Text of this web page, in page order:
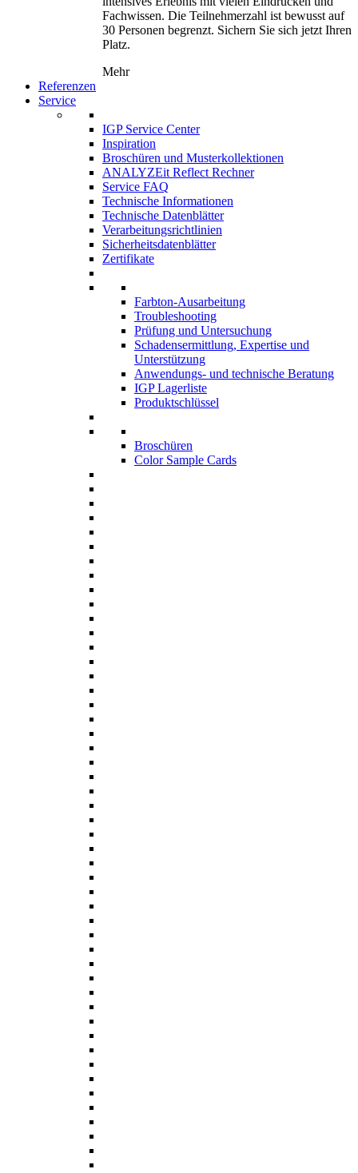
Fachwissen. Die Teilnehmerzahl ist bewusst auf
30 Personen begrenzt. Sichern Sie sich jetzt Ihren
Platz.
Mehr
Referenzen
Service
IGP Service Center
Inspiration
Broschüren und Musterkollektionen
ANALYZEit Reflect Rechner
Service FAQ
Technische Informationen
Technische Datenblätter
Verarbeitungsrichtlinien
Sicherheitsdatenblätter
Zertifikate
Farbton-Ausarbeitung
Troubleshooting
Prüfung und Untersuchung
Schadensermittlung, Expertise und
Unterstützung
Anwendungs- und technische Beratung
IGP Lagerliste
Produktschlüssel
Broschüren
Color Sample Cards